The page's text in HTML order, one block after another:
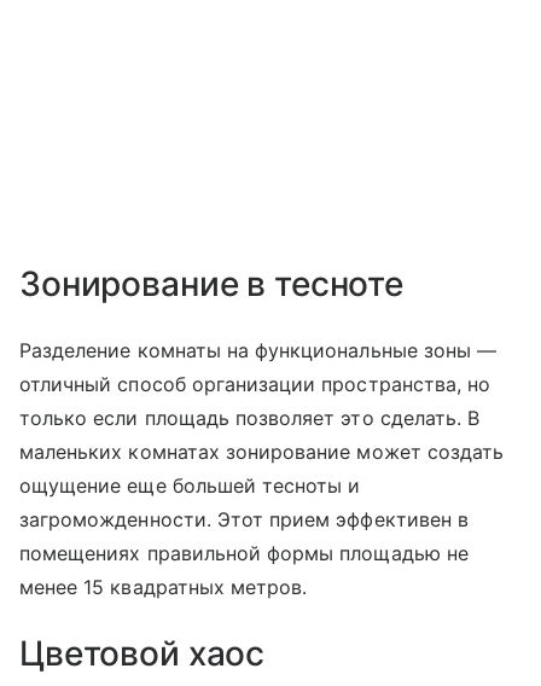
Зонирование в тесноте
Разделение комнаты на функциональные зоны —
отличный способ организации пространства, но
только если площадь позволяет это сделать. В
маленьких комнатах зонирование может создать
ощущение еще большей тесноты и
загроможденности. Этот прием эффективен в
помещениях правильной формы площадью не
менее 15 квадратных метров.
Цветовой хаос